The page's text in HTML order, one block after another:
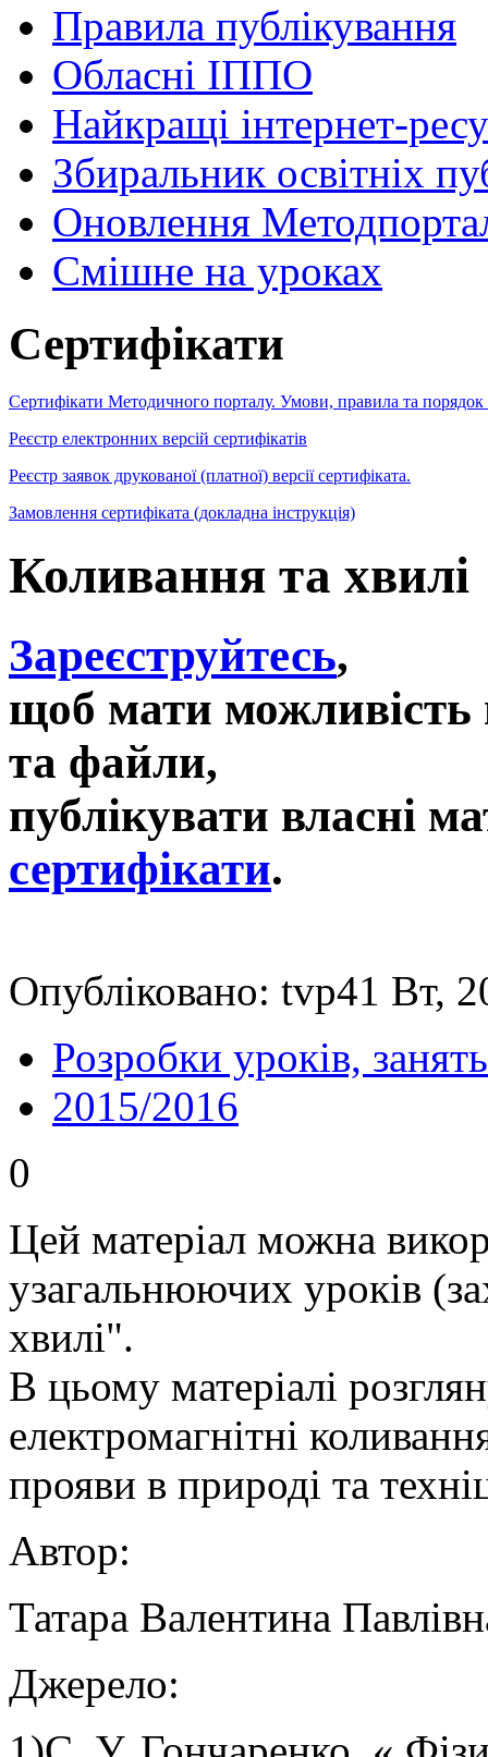
Правила публікування
Обласні ІППО
Найкращі інтернет-
Збиральник освітніх
Оновлення
Cмішне на уроках
Сертифікати
Сертифікати Методичного порталу. Умови, правила та порядок
Реєстр електронних версій сертифікатів
Реєстр заявок друкованої (платної) версії сертифіката.
Замовлення сертифіката (докладна інструкція)
Коливання та хвилі
Зареєструйтесь,
щоб мати можливість
та файли,
публікувати власні
сертифікати.
Опубліковано: tvp41 Вт,
Розробки уроків, занять
2015/2016
0
Цей матеріал можна
узагальнюючих уроків
хвилі".
В цьому матеріалі
електромагнітні
прояви в природі та
Автор:
Татара Валентина
Джерело: